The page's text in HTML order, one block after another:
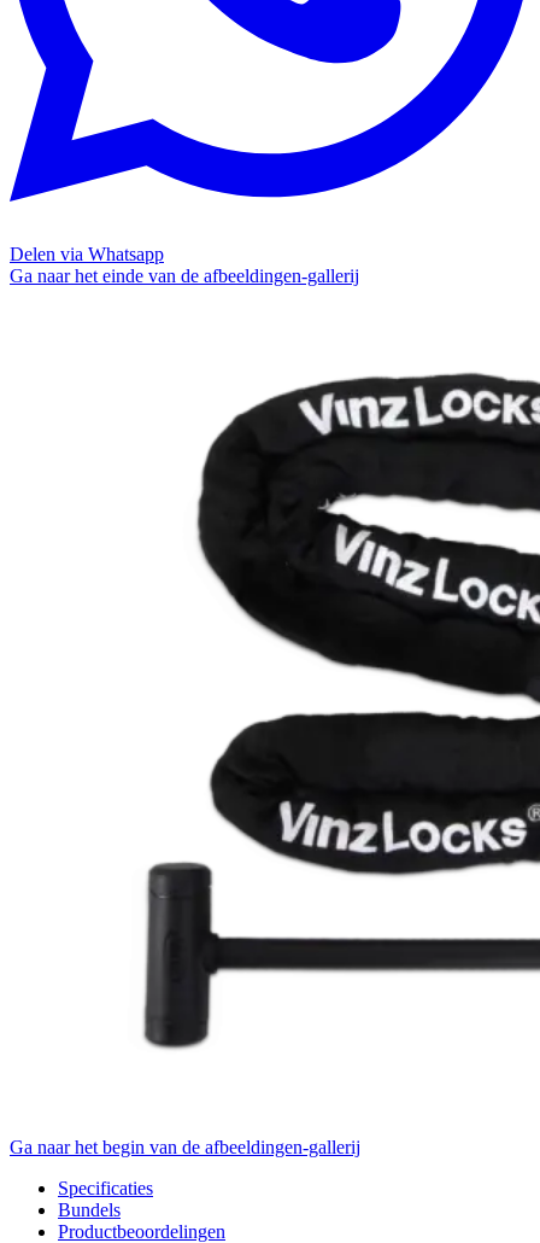
Delen via Whatsapp
Ga naar het einde van de afbeeldingen-gallerij
Ga naar het begin van de afbeeldingen-gallerij
Specificaties
Bundels
Productbeoordelingen